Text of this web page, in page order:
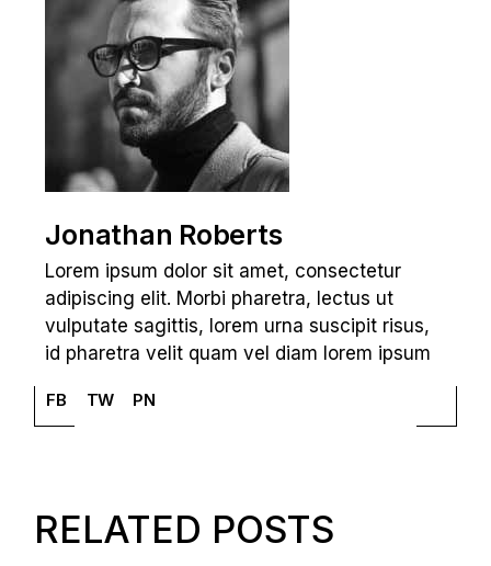
Jonathan Roberts
Lorem ipsum dolor sit amet, consectetur
adipiscing elit. Morbi pharetra, lectus ut
vulputate sagittis, lorem urna suscipit risus,
id pharetra velit quam vel diam lorem ipsum
FB TW PN
RELATED POSTS